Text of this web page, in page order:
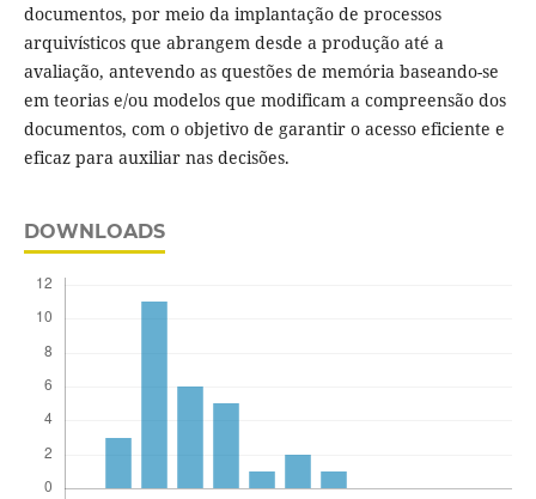
documentos, por meio da implantação de processos
arquivísticos que abrangem desde a produção até a
avaliação, antevendo as questões de memória baseando-se
em teorias e/ou modelos que modificam a compreensão dos
documentos, com o objetivo de garantir o acesso eficiente e
eficaz para auxiliar nas decisões.
DOWNLOADS